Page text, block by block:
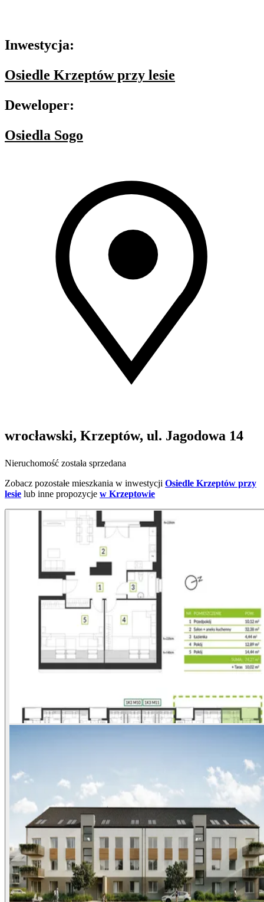
Inwestycja:
Osiedle Krzeptów przy lesie
Deweloper:
Osiedla Sogo
wrocławski, Krzeptów, ul. Jagodowa 14
Nieruchomość została sprzedana
Zobacz pozostałe mieszkania w inwestycji Osiedle Krzeptów przy
lesie lub inne propozycje w Krzeptowie